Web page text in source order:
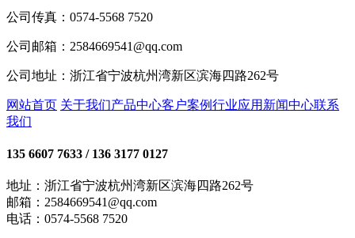
公司传真： 0574-5568 7520
公司邮箱： 2584669541@qq.com
公司地址： 浙江省宁波杭州湾新区滨海四路262号
网站首页 关于我们产品中心客户案例行业应用 新闻中心联系
我们
135 6607 7633 / 136 3177 0127
地址：浙江省宁波杭州湾新区滨海四路262号
邮箱：2584669541@qq.com
电话：0574-5568 7520